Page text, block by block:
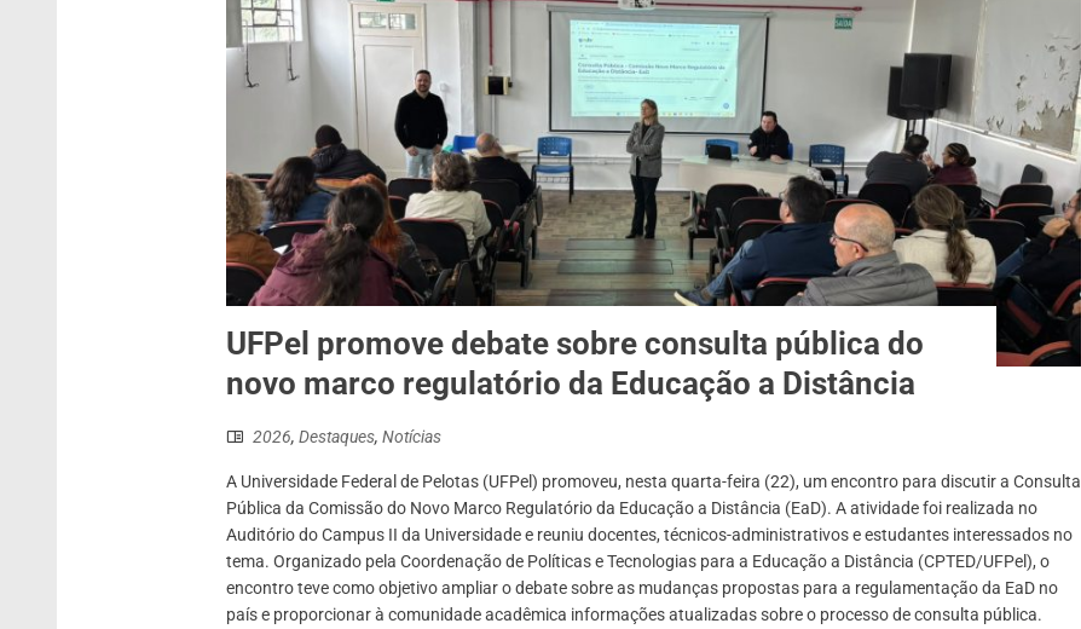
UFPel promove debate sobre consulta pública do
novo marco regulatório da Educação a Distância
2026, Destaques, Notícias
A Universidade Federal de Pelotas (UFPel) promoveu, nesta quarta-feira (22), um encontro para discutir a Consulta
Pública da Comissão do Novo Marco Regulatório da Educação a Distância (EaD). A atividade foi realizada no
Auditório do Campus II da Universidade e reuniu docentes, técnicos-administrativos e estudantes interessados no
tema. Organizado pela Coordenação de Políticas e Tecnologias para a Educação a Distância (CPTED/UFPel), o
encontro teve como objetivo ampliar o debate sobre as mudanças propostas para a regulamentação da EaD no
país e proporcionar à comunidade acadêmica informações atualizadas sobre o processo de consulta pública.